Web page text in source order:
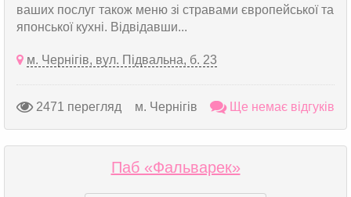
ваших послуг також меню зі стравами європейської та
японської кухні. Відвідавши...
м. Чернігів, вул. Підвальна, б. 23
2471 перегляд м. Чернігів Ще немає відгуків
Паб «Фальварек»